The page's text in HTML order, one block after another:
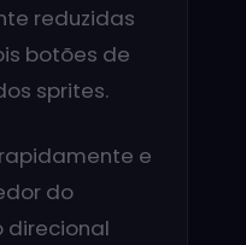
reduzidas
botões de
sprites.
e
do
direcional